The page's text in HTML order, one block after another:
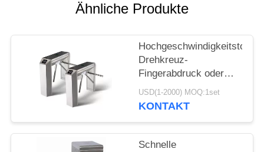
NACHRICHTEN
Ähnliche Produkte
Hochgeschwindigkeitstor-
Drehkreuz-
Fingerabdruck oder
Edelstahl-Material des
Leser-304
USD(1-2000) MOQ:1set
KONTAKT
Schnelle